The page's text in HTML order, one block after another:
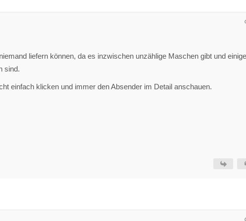
liefern können, da es inzwischen unzählige Maschen gibt und einige
sind.
einfach klicken und immer den Absender im Detail anschauen.